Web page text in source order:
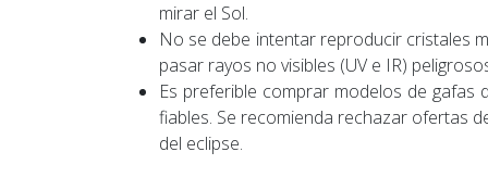
mirar el Sol.
No se debe intentar reproducir cristales
pasar rayos no visibles (UV e IR)
Es preferible comprar modelos de
fiables. Se recomienda rechazar ofertas
del eclipse.